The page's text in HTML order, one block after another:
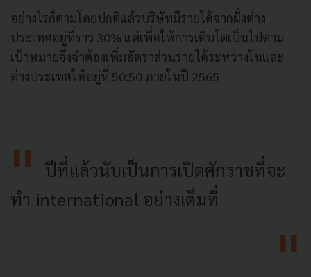
อย่างไรก็ตามโดยปกติแล้วบริษัทมีรายได้จากฝั่งต่าง
ประเทศอยู่ที่ราว 30% แต่เพื่อให้การเติบโตเป็นไปตาม
เป้าหมายจึงจำต้องเพิ่มอัตราส่วนรายได้ระหว่างในและ
ต่างประเทศให้อยู่ที่ 50:50 ภายในปี 2565
ปีที่แล้วนับเป็นการเปิดศักราชที่จะ
ทำ international อย่างเต็มที่